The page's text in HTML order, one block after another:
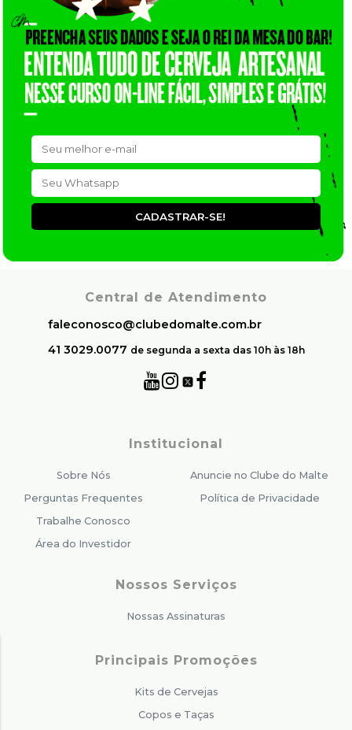
CADASTRAR-SE!
Central de Atendimento
faleconosco@clubedomalte.com.br
41 3029.0077 de segunda a sexta das 10h às 18h
Institucional
Sobre Nós
Perguntas Frequentes
Trabalhe Conosco
Área do Investidor
Anuncie no Clube do Malte
Política de Privacidade
Nossos Serviços
Nossas Assinaturas
Principais Promoções
Kits de Cervejas
Copos e Taças